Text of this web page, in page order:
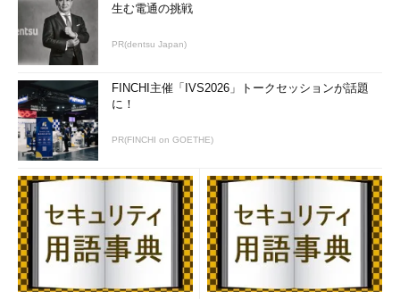
生む電通の挑戦
PR(dentsu Japan)
FINCHI主催「IVS2026」トークセッションが話題
に！
PR(FINCHI on GOETHE)